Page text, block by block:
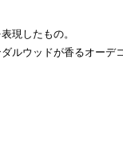
現したもの。
ルウッドが香るオーデ